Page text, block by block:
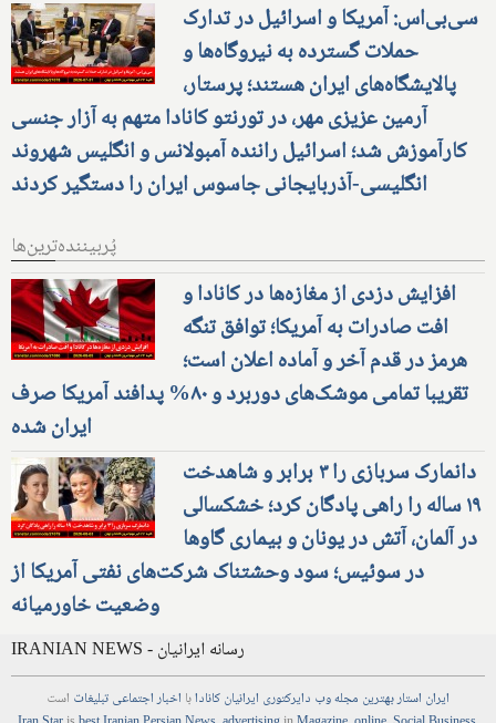
سی‌بی‌اس: آمریکا و اسرائیل در تدارک
حملات گسترده به نیروگاه‌ها و
پالایشگاه‌های ایران هستند؛ پرستار،
آرمین عزیزی مهر، در تورنتو کانادا متهم به آزار جنسی
کارآموزش شد؛ اسرائیل راننده آمبولانس و انگلیس شهروند
انگلیسی-آذربایجانی جاسوس ایران را دستگیر کردند
پُربیننده‌ترین‌ها
افزایش دزدی از مغازه‌ها در کانادا و
افت صادرات به آمریکا؛ توافق تنگه
هرمز در قدم آخر و آماده اعلان است؛
تقریبا تمامی موشک‌های دوربرد و ۸۰% پدافند آمریکا صرف
ایران شده
دانمارک سربازی را ۳ برابر و شاهدخت
۱۹ ساله را راهی پادگان کرد؛ خشکسالی
در آلمان، آتش در یونان و بیماری گاوها
در سوئیس؛ سود وحشتناک شرکت‌های نفتی آمریکا از
وضعیت خاورمیانه
IRANIAN NEWS - رسانه ایرانیان
ایران استاربهترین مجلهوب دایرکتوری ایرانیان کانادابا اخباراجتماعیتبلیغات است